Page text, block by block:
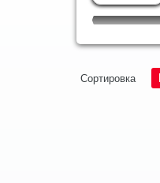
Сортировка